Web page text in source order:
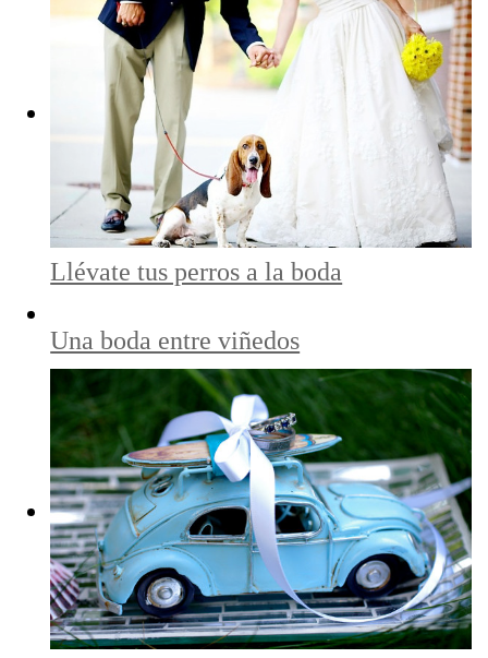
Llévate tus perros a la boda
Una boda entre viñedos